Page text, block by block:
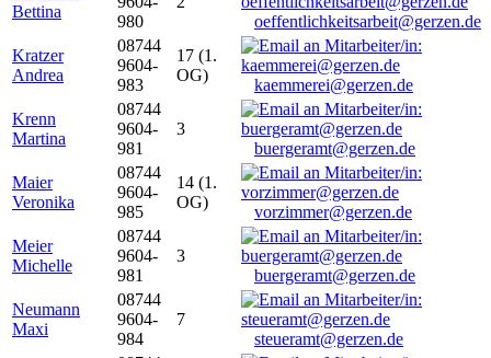
Bettina
980
oeffentlichkeitsarbeit@gerzen.de
Kratzer
Andrea
08744
9604-
983
17 (1.
OG)
kaemmerei@gerzen.de
Krenn
Martina
08744
9604-
981
3
buergeramt@gerzen.de
Maier
Veronika
08744
9604-
985
14 (1.
OG)
vorzimmer@gerzen.de
Meier
Michelle
08744
9604-
981
3
buergeramt@gerzen.de
Neumann
Maxi
08744
9604-
984
7
steueramt@gerzen.de